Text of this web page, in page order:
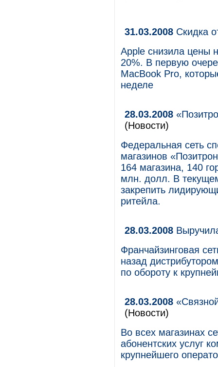
31.03.2008 Скидка
Apple снизила цены
20%. В первую
MacBook Pro,
неделе
28.03.2008
(Новости)
Федеральная сеть
магазинов
164 магазина, 140
млн. долл. В
закрепить
ритейла.
28.03.2008
Франчайзинговая
назад
по обороту к
28.03.2008
(Новости)
Во всех магазинах
абонентских услуг
крупнейшего